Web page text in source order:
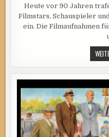
Heute vor 90 Jahren
Filmstars, Schauspieler
ein. Die Filmaufnahmen